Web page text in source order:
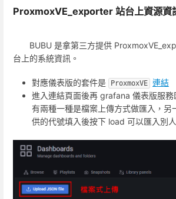
ProxmoxVE_exporter 站台上資源資
BUBU 是拿第三方提供
台上的系統資訊。
對應儀表版的套件是 ProxmoxVE 連結
進入連結頁面後再 grafana 儀表版服務
有兩種一種是檔案上傳方式做匯入，另
供的代號填入後按下 load 可以匯入別